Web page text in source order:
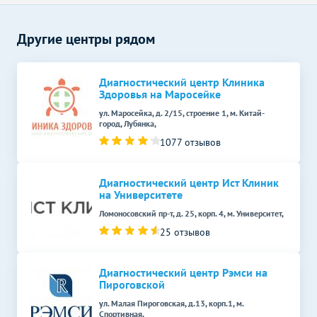
УЗИ при многоплодной
УЗИ в гинекологии Без контраста
(трансабдоминально)
2900р. -
Дуплексное сканирование
сосудов Без контраста С контрастом
УЗИ вен верхних
конечностей (дуплексное)
УЗИ артерий нижних
конечностей (дуплексное)
2200
Без контраста
Рентген молочных желез
Сцинтиграфия
Другие центры рядом
Диагностический центр Клиника
Здоровья на Маросейке
ул. Маросейка, д. 2/15, строение 1, м. Китай-
город, Лубянка,
1077 отзывов
Диагностический центр Ист Клиник
на Университете
Ломоносовский пр-т, д. 25, корп. 4, м. Университет,
25 отзывов
Диагностический центр Рэмси на
Пироговской
ул. Малая Пироговская, д.13, корп.1, м.
Спортивная,